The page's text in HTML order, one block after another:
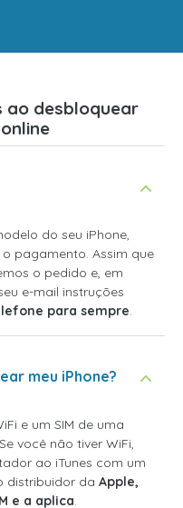
ao desbloquear
do seu iPhone,
pagamento. Assim que
o pedido e, em
e-mail instruções
para sempre.
meu iPhone?
e um SIM de uma
você não tiver WiFi,
ao iTunes com um
distribuidor da Apple,
e a aplica.